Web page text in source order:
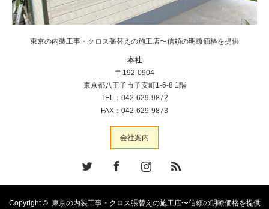
東京の内装工事・クロス張替えの施工店〜信頼の明瞭価格を提供
本社
〒192-0904
東京都八王子市子安町1-6-8 1階
TEL：042-629-9872
FAX：042-629-9873
会社案内
Instagram RSS
Copyright © 東京の内装工事・クロス張替えの施工店〜信頼の明瞭価格を提供